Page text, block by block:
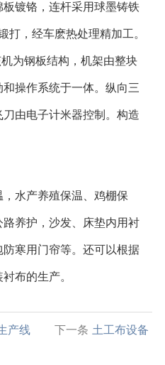
镀铬，连杆采用球墨铸铁
打，经车麽热处理精加工。
为钢板结构，机架由整块
操作系统于一体。纵向三
由电子计米器控制。构造
水产养殖保温、鸡棚保
养护，沙发、床垫内用衬
寒用门帘等。还可以根据
布的生产。
产线 下一条 土工布设备